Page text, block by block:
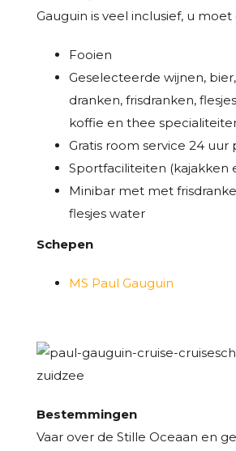
Gauguin is veel inclusief, u
Fooien
Geselecteerde wijnen,
dranken, frisdranken,
koffie en thee
Gratis room service 24 uur
Sportfaciliteiten (kajakken
Minibar met met
flesjes water
Schepen
MS Paul Gauguin
Bestemmingen
Vaar over de Stille Oceaan en